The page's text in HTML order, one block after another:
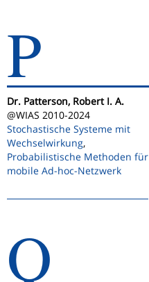
P
Dr. Patterson, Robert I. A.
@WIAS 2010-2024
Stochastische Systeme mit
Wechselwirkung,
Probabilistische Methoden für
mobile Ad-hoc-Netzwerk
Q